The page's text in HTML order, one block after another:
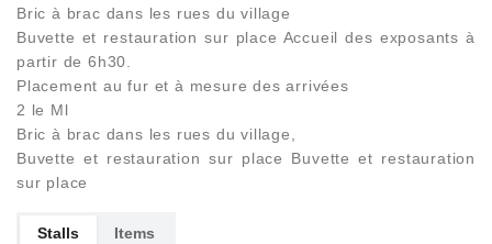
Bric à brac dans les rues du village
Buvette et restauration sur place Accueil des exposants à
partir de 6h30.
Placement au fur et à mesure des arrivées
2 le Ml
Bric à brac dans les rues du village,
Buvette et restauration sur place Buvette et restauration
sur place
Stalls Items